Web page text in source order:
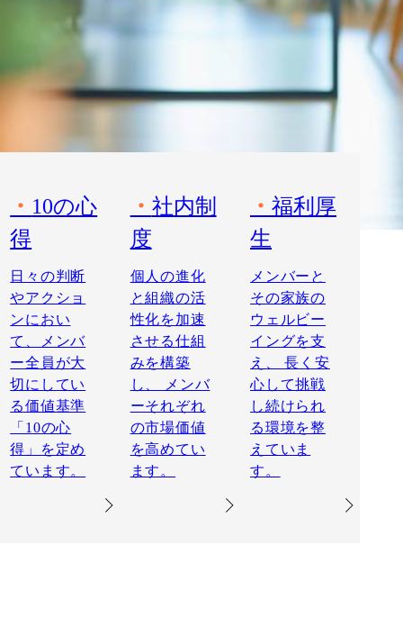
10の心
得
日々の判断
やアクショ
ンにおい
て、メンバ
ー全員が大
切にしてい
る価値基準
「10の心
得」を定め
ています。
社内制
度
個人の進化
と組織の活
性化を加速
させる仕組
みを構築
し、 メンバ
ーそれぞれ
の市場価値
を高めてい
ます。
福利厚
生
メンバーと
その家族の
ウェルビー
イングを支
え、 長く安
心して挑戦
し続けられ
る環境を整
えていま
す。